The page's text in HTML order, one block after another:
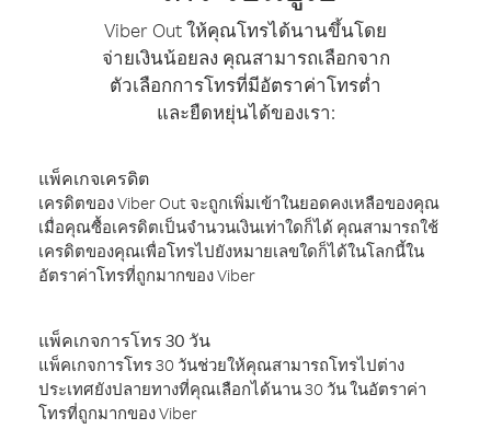
Viber Out ให้คุณโทรได้นานขึ้นโดย
จ่ายเงินน้อยลง คุณสามารถเลือกจาก
ตัวเลือกการโทรที่มีอัตราค่าโทรต่ำ
และยืดหยุ่นได้ของเรา:
แพ็คเกจเครดิต
เครดิตของ Viber Out จะถูกเพิ่มเข้าในยอดคงเหลือของคุณ
เมื่อคุณซื้อเครดิตเป็นจำนวนเงินเท่าใดก็ได้ คุณสามารถใช้
เครดิตของคุณเพื่อโทรไปยังหมายเลขใดก็ได้ในโลกนี้ใน
อัตราค่าโทรที่ถูกมากของ Viber
แพ็คเกจการโทร 30 วัน
แพ็คเกจการโทร 30 วันช่วยให้คุณสามารถโทรไปต่าง
ประเทศยังปลายทางที่คุณเลือกได้นาน 30 วัน ในอัตราค่า
โทรที่ถูกมากของ Viber